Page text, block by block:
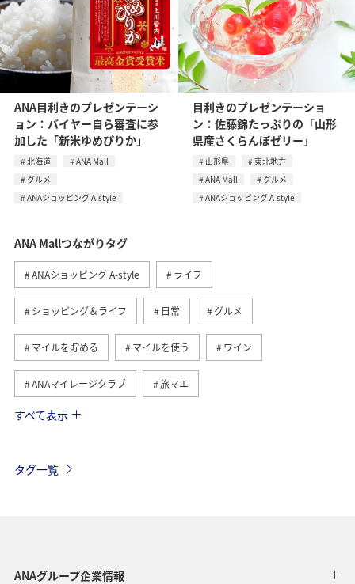
ANA目利きのプレゼンテーシ
ョン：バイヤー自ら審査に参
加した「新米ゆめぴりか」
北海道
ANA Mall
グルメ
ANAショッピング A-style
目利きのプレゼンテーショ
ン：佐藤錦たっぷりの「山形
県産さくらんぼゼリー」
山形県
東北地方
ANA Mall
グルメ
ANAショッピング A-style
ANA Mallつながりタグ
ANAショッピング A-style ライフ
ショッピング＆ライフ 日常 グルメ
マイルを貯める マイルを使う ワイン
ANAマイレージクラブ 旅マエ
A-style秋特集
すべて表示
タグ一覧
ANAグループ企業情報